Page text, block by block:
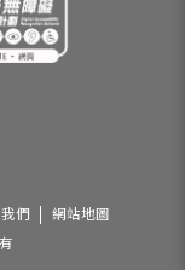
們
網站地圖